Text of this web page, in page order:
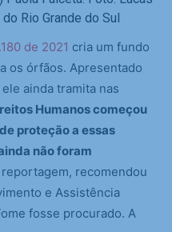
Rio Grande do Sul
de 2021 cria um fundo
os órfãos. Apresentado
ainda tramita nas
Humanos começou
proteção a essas
não foram
recomendou
e Assistência
fosse procurado. A